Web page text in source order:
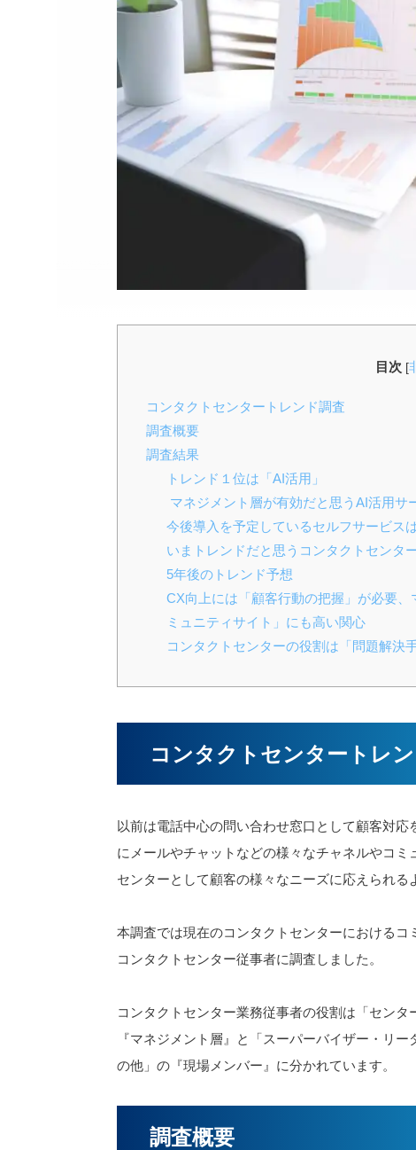
目次 [
コンタクトセンタートレンド調査
調査概要
調査結果
トレンド１位は「AI活用」
マネジメント層が有効だと思うAI活用サ
今後導入を予定しているセルフサービス
いまトレンドだと思うコンタクトセンタ
5年後のトレンド予想
CX向上には「顧客行動の把握」が必要
ミュニティサイト」にも高い関心
コンタクトセンターの役割は「問題解決
コンタクトセンタートレ
以前は電話中心の問い合わせ窓口として顧客対
にメールやチャットなどの様々なチャネルやコ
センターとして顧客の様々なニーズに応えられる
本調査では現在のコンタクトセンターにおける
コンタクトセンター従事者に調査しました。
コンタクトセンター業務従事者の役割は「セン
『マネジメント層』と「スーパーバイザー・リ
の他」の『現場メンバー』に分かれています。
調査概要